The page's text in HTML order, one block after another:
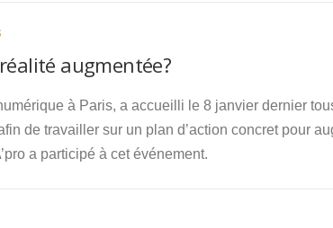
augmentée?
à Paris, a accueilli le 8 janvier dernier
de travailler sur un plan d’action concret pour
a participé à cet événement.